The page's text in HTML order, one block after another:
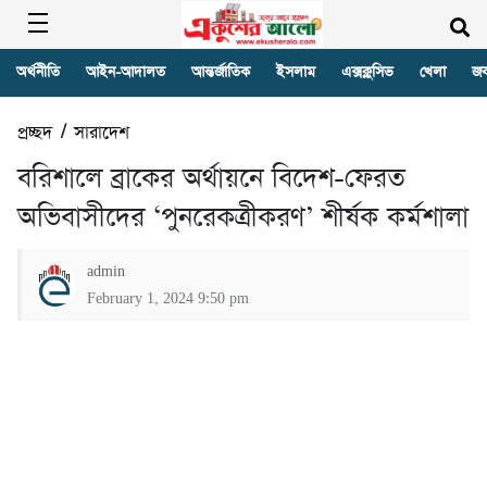
অর্থনীতি আইন-আদালত আন্তর্জাতিক ইসলাম এক্সক্লুসিভ খেলা
প্রচ্ছদ/সারাদেশ
বরিশালে ব্রাকের অর্থায়নে বিদেশ-ফেরত
অভিবাসীদের ‘পুনরেকত্রীকরণ’ শীর্ষক কর্মশালা
admin
February 1, 2024 9:50 pm